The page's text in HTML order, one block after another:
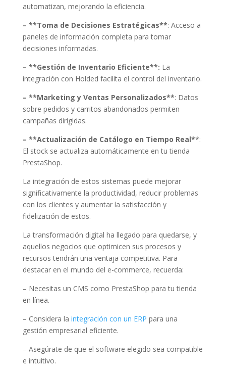
automatizan, mejorando la eficiencia.
– **Toma de Decisiones Estratégicas**: Acceso a
paneles de información completa para tomar
decisiones informadas.
– **Gestión de Inventario Eficiente**: La
integración con Holded facilita el control del inventario.
– **Marketing y Ventas Personalizados**: Datos
sobre pedidos y carritos abandonados permiten
campañas dirigidas.
– **Actualización de Catálogo en Tiempo Real**:
El stock se actualiza automáticamente en tu tienda
PrestaShop.
La integración de estos sistemas puede mejorar
significativamente la productividad, reducir problemas
con los clientes y aumentar la satisfacción y
fidelización de estos.
La transformación digital ha llegado para quedarse, y
aquellos negocios que optimicen sus procesos y
recursos tendrán una ventaja competitiva. Para
destacar en el mundo del e-commerce, recuerda:
– Necesitas un CMS como PrestaShop para tu tienda
en línea.
– Considera la integración con un ERP para una
gestión empresarial eficiente.
– Asegúrate de que el software elegido sea compatible
e intuitivo.